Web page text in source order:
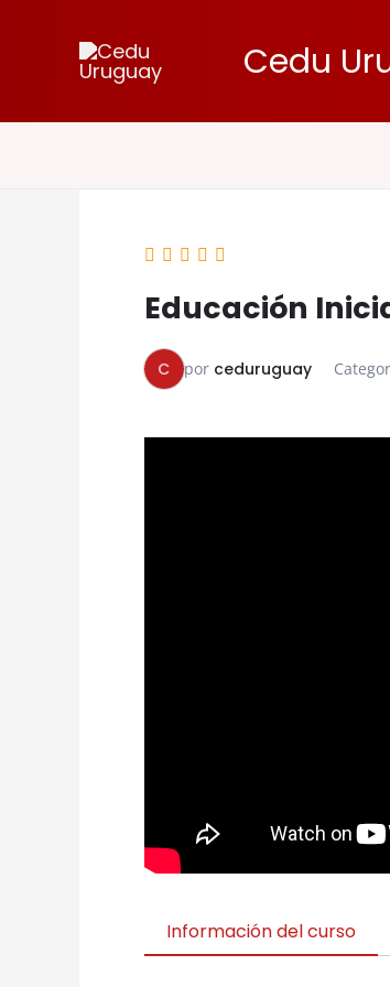
contenido
Cedu
Educación
C por ceduruguay
Información del curso